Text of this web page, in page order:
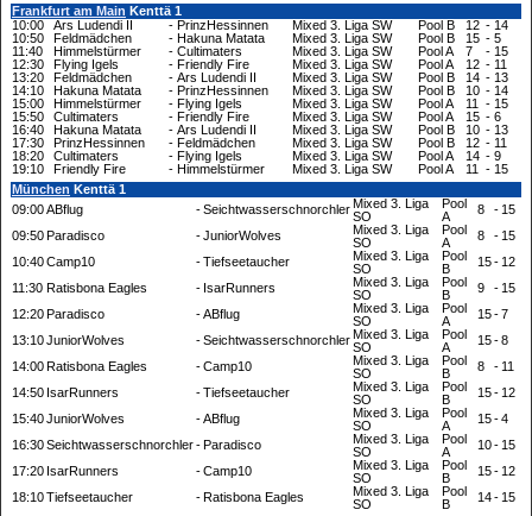
Frankfurt am Main Kenttä 1
10:00
Ars Ludendi II - PrinzHessinnen Mixed 3. Liga SW Pool B 12 - 14
10:50
Feldmädchen - Hakuna Matata Mixed 3. Liga SW Pool B 15 - 5
11:40
Himmelstürmer - Cultimaters Mixed 3. Liga SW Pool A 7 - 15
12:30
Flying Igels - Friendly Fire Mixed 3. Liga SW Pool A 12 - 11
13:20
Feldmädchen - Ars Ludendi II Mixed 3. Liga SW Pool B 14 - 13
14:10
Hakuna Matata - PrinzHessinnen Mixed 3. Liga SW Pool B 10 - 14
15:00
Himmelstürmer - Flying Igels Mixed 3. Liga SW Pool A 11 - 15
15:50
Cultimaters - Friendly Fire Mixed 3. Liga SW Pool A 15 - 6
16:40
Hakuna Matata - Ars Ludendi II Mixed 3. Liga SW Pool B 10 - 13
17:30
PrinzHessinnen - Feldmädchen Mixed 3. Liga SW Pool B 12 - 11
18:20
Cultimaters - Flying Igels Mixed 3. Liga SW Pool A 14 - 9
19:10
Friendly Fire - Himmelstürmer Mixed 3. Liga SW Pool A 11 - 15
München Kenttä 1
09:00ABflug -SeichtwasserschnorchlerMixed 3. Liga
SO
Pool
A
8 - 15
09:50Paradisco -JuniorWolves
Mixed 3. Liga
SO
Pool
A
8 - 15
10:40Camp10 -Tiefseetaucher
Mixed 3. Liga
SO
Pool
B
15- 12
11:30 Ratisbona Eagles - IsarRunners
Mixed 3. Liga
SO
Pool
B
9 - 15
12:20Paradisco -ABflug
Mixed 3. Liga
SO
Pool
A
15-7
13:10JuniorWolves -SeichtwasserschnorchlerMixed 3. Liga
SO
Pool
A
15-8
14:00Ratisbona Eagles -Camp10
Mixed 3. Liga
SO
Pool
B
8 - 11
14:50 IsarRunners -Tiefseetaucher
Mixed 3. Liga
SO
Pool
B
15- 12
15:40JuniorWolves -ABflug
Mixed 3. Liga
SO
Pool
A
15-4
16:30Seichtwasserschnorchler-Paradisco
Mixed 3. Liga
SO
Pool
A
10- 15
17:20 IsarRunners -Camp10
Mixed 3. Liga
SO
Pool
B
15- 12
18:10Tiefseetaucher -Ratisbona Eagles
Mixed 3. Liga
SO
Pool
B
14- 15